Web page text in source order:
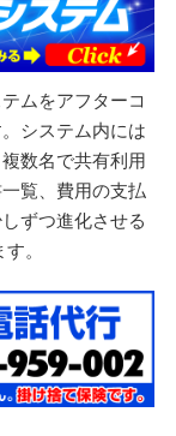
ムをアフターコ
システム内には
数名で共有利用
覧、費用の支払
ずつ進化させる
。